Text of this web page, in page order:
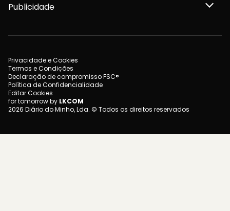
Publicidade
Privacidade e Cookies
Termos e Condições
Declaração de compromisso FSC®
Política de Confidencialidade
Editar Cookies
for tomorrow by LKCOM
2026 Diário do Minho, Lda. © Todos os direitos reservados